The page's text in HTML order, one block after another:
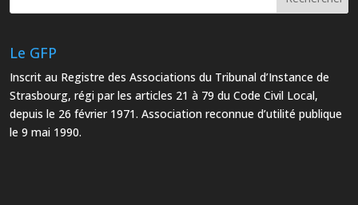
Le GFP
Inscrit au Registre des Associations du Tribunal d’Instance de
Strasbourg, régi par les articles 21 à 79 du Code Civil Local,
depuis le 26 février 1971. Association reconnue d’utilité publique
le 9 mai 1990.